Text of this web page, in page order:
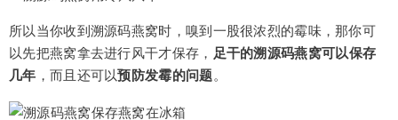
所以当你收到溯源码燕窝时，嗅到一股很浓烈的霉味，那你可
以先把燕窝拿去进行风干才保存， 足干的溯源码燕窝可以保存
几年 ，而且还可以预防发霉的问题。